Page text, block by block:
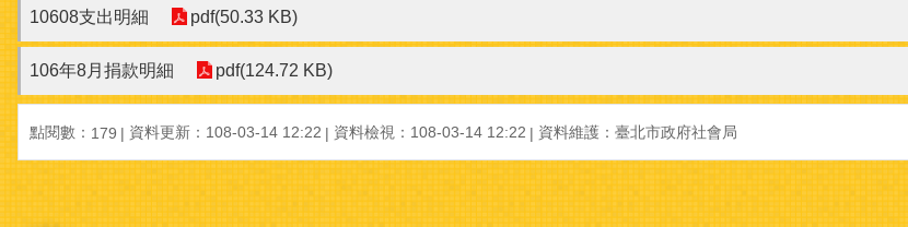
10608支出明細 pdf(50.33 KB)
106年8月捐款明細 pdf(124.72 KB)
點閱數： 179 資料更新：108-03-14 12:22 資料檢視：108-03-14 12:22 資料維護：臺北市政府社會局